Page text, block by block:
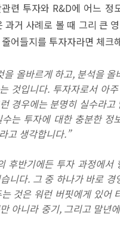
련 투자와 R&D에 어느 정
과거 사례로 볼 때 그리 큰
어들지를 투자자라면 체크
올바르게 하고, 분석을 올
것입니다. 투자자로서 아
경우에는 분명히 실수라고
는 투자에 대한 충분한 정
고 생각합니다.”
후반기에든 투자 과정에서
니다. 그 중 하나가 바로 경
것은 워런 버핏에게 있어
아니라 중기, 그리고 말년